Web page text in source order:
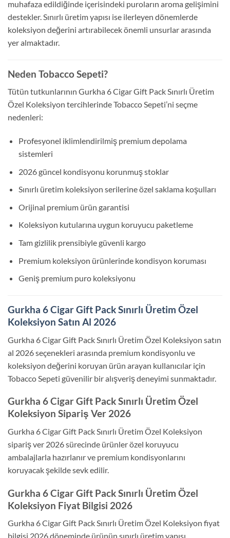
muhafaza edildiğinde içerisindeki puroların aroma gelişimini
destekler. Sınırlı üretim yapısı ise ilerleyen dönemlerde
koleksiyon değerini artırabilecek önemli unsurlar arasında
yer almaktadır.
Neden Tobacco Sepeti?
Tütün tutkunlarının Gurkha 6 Cigar Gift Pack Sınırlı Üretim
Özel Koleksiyon tercihlerinde Tobacco Sepeti’ni seçme
nedenleri:
Profesyonel iklimlendirilmiş premium depolama
sistemleri
2026 güncel kondisyonu korunmuş stoklar
Sınırlı üretim koleksiyon serilerine özel saklama koşulları
Orijinal premium ürün garantisi
Koleksiyon kutularına uygun koruyucu paketleme
Tam gizlilik prensibiyle güvenli kargo
Premium koleksiyon ürünlerinde kondisyon koruması
Geniş premium puro koleksiyonu
Gurkha 6 Cigar Gift Pack Sınırlı Üretim Özel
Koleksiyon Satın Al 2026
Gurkha 6 Cigar Gift Pack Sınırlı Üretim Özel Koleksiyon satın
al 2026 seçenekleri arasında premium kondisyonlu ve
koleksiyon değerini koruyan ürün arayan kullanıcılar için
Tobacco Sepeti güvenilir bir alışveriş deneyimi sunmaktadır.
Gurkha 6 Cigar Gift Pack Sınırlı Üretim Özel
Koleksiyon Sipariş Ver 2026
Gurkha 6 Cigar Gift Pack Sınırlı Üretim Özel Koleksiyon
sipariş ver 2026 sürecinde ürünler özel koruyucu
ambalajlarla hazırlanır ve premium kondisyonlarını
koruyacak şekilde sevk edilir.
Gurkha 6 Cigar Gift Pack Sınırlı Üretim Özel
Koleksiyon Fiyat Bilgisi 2026
Gurkha 6 Cigar Gift Pack Sınırlı Üretim Özel Koleksiyon fiyat
bilgisi 2026 döneminde ürünün sınırlı üretim yapısı,